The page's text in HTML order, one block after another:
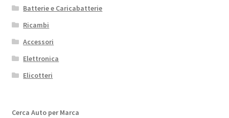
Batterie e Caricabatterie
Ricambi
Accessori
Elettronica
Elicotteri
Cerca Auto per Marca